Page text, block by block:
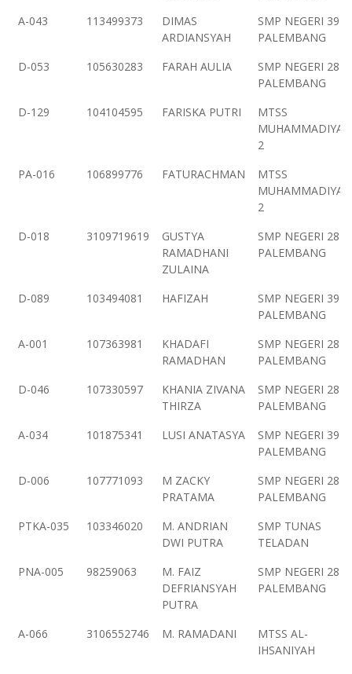
A-043
113499373
DIMAS
ARDIANSYAH
SMP NEGERI 39
PALEMBANG
D-053
105630283 FARAH AULIA
SMP NEGERI 28
PALEMBANG
D-129
104104595 FARISKA PUTRI
MTSS
MUHAMMADIYAH
2
PA-016
106899776 FATURACHMAN
MTSS
MUHAMMADIYAH
2
D-018
3109719619
GUSTYA
RAMADHANI
ZULAINA
SMP NEGERI 28
PALEMBANG
D-089 103494081 HAFIZAH
SMP NEGERI 39
PALEMBANG
A-001
107363981
KHADAFI
RAMADHAN
SMP NEGERI 28
PALEMBANG
D-046
107330597
KHANIA ZIVANA
THIRZA
SMP NEGERI 28
PALEMBANG
A-034
101875341 LUSI ANATASYA
SMP NEGERI 39
PALEMBANG
D-006
107771093
M ZACKY
PRATAMA
SMP NEGERI 28
PALEMBANG
PTKA-035
103346020
M. ANDRIAN
DWI PUTRA
SMP TUNAS
TELADAN
PNA-005
98259063
M. FAIZ
DEFRIANSYAH
PUTRA
SMP NEGERI 28
PALEMBANG
A-066 3106552746 M. RAMADANI
MTSS AL-
IHSANIYAH